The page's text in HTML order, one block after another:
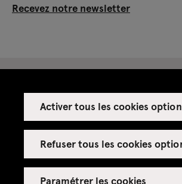
Activer tous les cookies
Refuser tous les cookies
Paramétrer les cookies
Recevez notre newsletter
Espace presse
Espace enseignant·es
Espace privatisations